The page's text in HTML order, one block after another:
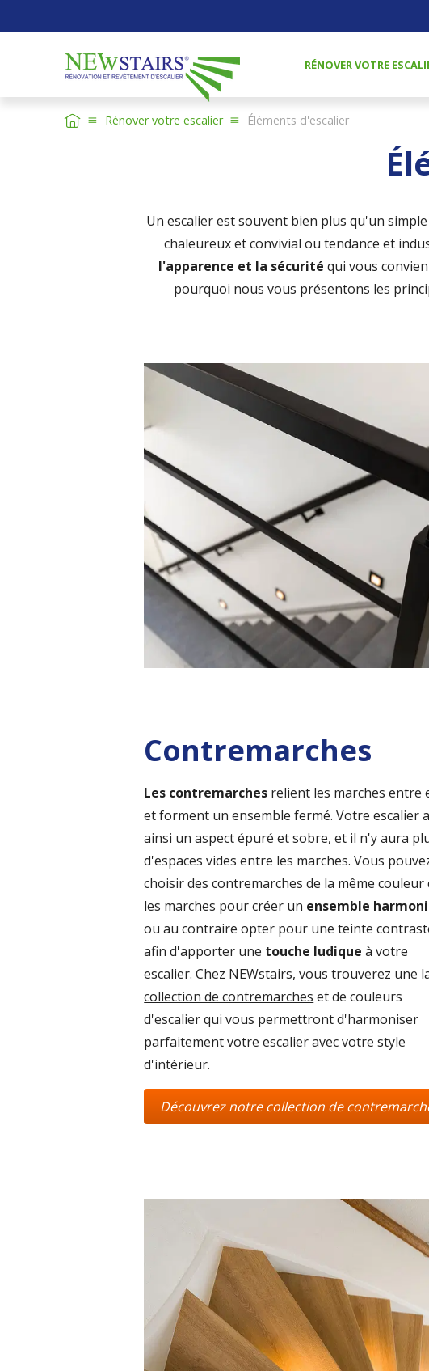
RÉNOVER VOTRE
Rénover votre escalier Éléments d'escalier
Un escalier est souvent bien plus qu'un
chaleureux et convivial ou tendance et
l'apparence et la sécurité qui vous
pourquoi nous vous présentons les
Contremarches
Les contremarches relient les marches entre
et forment un ensemble fermé. Votre escalier
ainsi un aspect épuré et sobre, et il n'y aura
d'espaces vides entre les marches. Vous
choisir des contremarches de la même couleur
les marches pour créer un ensemble
ou au contraire opter pour une teinte
afin d'apporter une touche ludiqueà votre
escalier. Chez NEWstairs, vous trouverez une
collection de contremarches et de couleurs
d'escalier qui vous permettront d'harmoniser
parfaitement votre escalier avec votre style
d'intérieur.
Découvrez notre collection de